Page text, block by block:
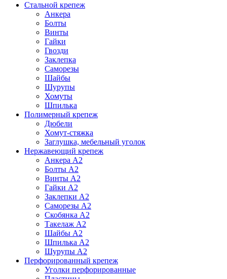
Стальной крепеж
Анкера
Болты
Винты
Гайки
Гвозди
Заклепка
Саморезы
Шайбы
Шурупы
Хомуты
Шпилька
Полимерный крепеж
Дюбели
Хомут-стяжка
Заглушка, мебельный уголок
Нержавеющий крепеж
Анкера А2
Болты А2
Винты А2
Гайки А2
Заклепки А2
Саморезы А2
Скобянка А2
Такелаж А2
Шайбы А2
Шпилька А2
Шурупы А2
Перфорированный крепеж
Уголки перфорированные